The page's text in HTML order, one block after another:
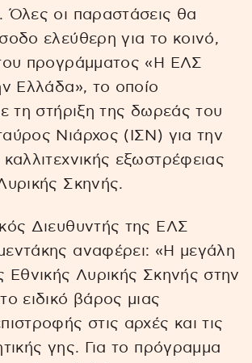
Όλες οι παραστάσεις θα
ελεύθερη για το κοινό,
προγράμματος «Η ΕΛΣ
Ελλάδα», το οποίο
τη στήριξη της δωρεάς του
Νιάρχος (ΙΣΝ) για την
εξωστρέφειας
Σκηνής.
Διευθυντής της ΕΛΣ
αναφέρει: «Η μεγάλη
Εθνικής Λυρικής Σκηνής στην
ειδικό βάρος μιας
στις αρχές και τις
γης. Για το πρόγραμμα